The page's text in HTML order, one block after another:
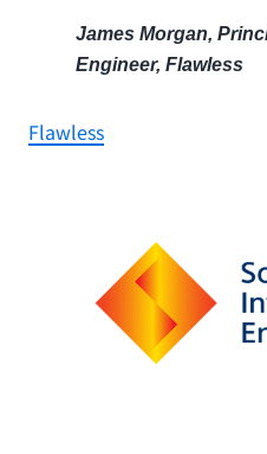
James Morgan,
Engineer, Flawless
Flawless